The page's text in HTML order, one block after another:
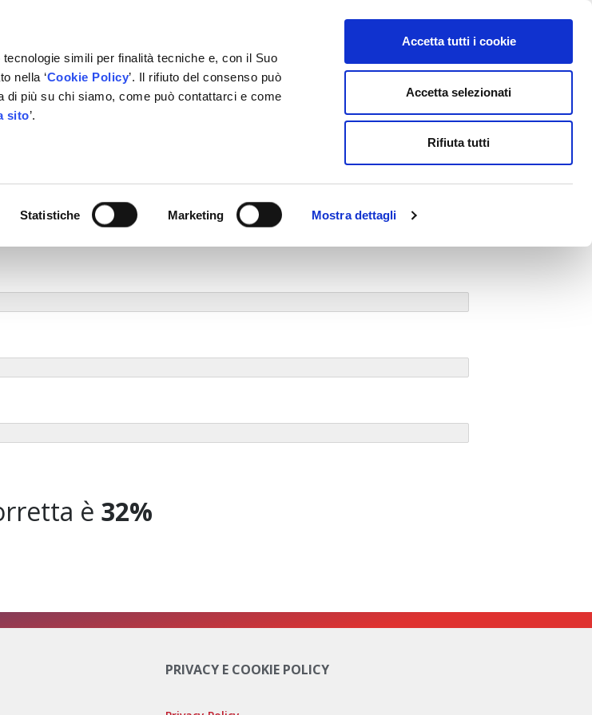
simili per finalità tecniche e, con il Suo
nella ‘Cookie Policy’. Il rifiuto del consenso può
di più su chi siamo, come può contattarci e come
sito’.
Statistiche Marketing Mostra dettagli
Accetta tutti i cookie
Accetta selezionati
Rifiuta tutti
media congrua
è 32%
PRIVACY E COOKIE POLICY